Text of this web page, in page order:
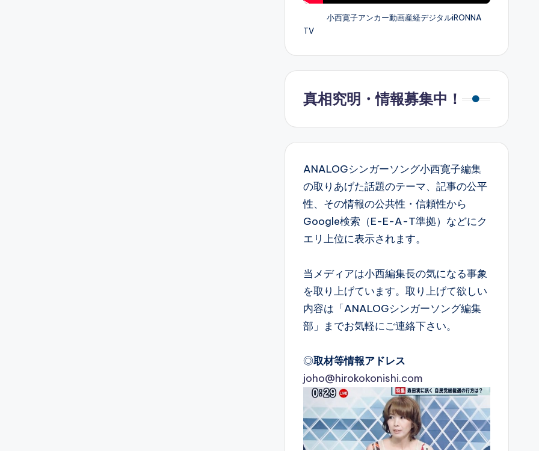
小西寛子アンカー動画産経デジタルiRONNA
TV
真相究明・情報募集中！
ANALOGシンガーソング小西寛子編集
の取りあげた話題のテーマ、記事の公平
性、その情報の公共性・信頼性から
Google検索（E-E-A-T準拠）などにク
エリ上位に表示されます。
当メディアは小西編集長の気になる事象
を取り上げています。取り上げて欲しい
内容は「ANALOGシンガーソング編集
部」までお気軽にご連絡下さい。
◎取材等情報アドレス
joho@hirokokonishi.com